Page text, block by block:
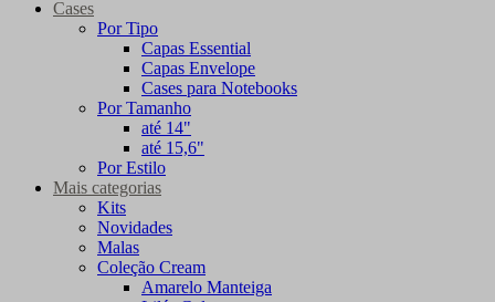
Cases
Por Tipo
Capas Essential
Capas Envelope
Cases para Notebooks
Por Tamanho
até 14"
até 15,6"
Por Estilo
Mais categorias
Kits
Novidades
Malas
Coleção Cream
Amarelo Manteiga